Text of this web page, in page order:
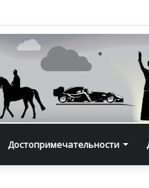
Достопримечательности